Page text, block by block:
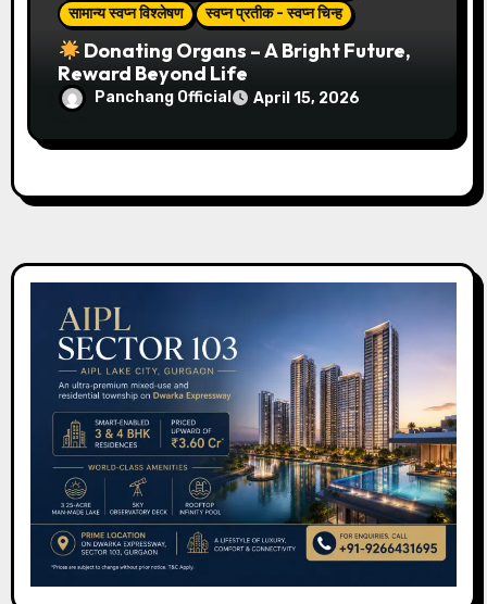
सामान्य स्वप्न विश्लेषण
स्वप्न प्रतीक - स्वप्न चिन्ह
Donating Organs – A Bright Future,
Reward Beyond Life
Panchang Official April 15, 2026